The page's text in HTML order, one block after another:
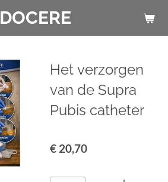
DOCERE
Het verzorgen
van de Supra
Pubis catheter
€ 20,70